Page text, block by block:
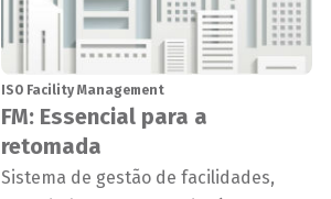
ISO Facility Management
FM: Essencial para a
retomada
Sistema de gestão de facilidades,